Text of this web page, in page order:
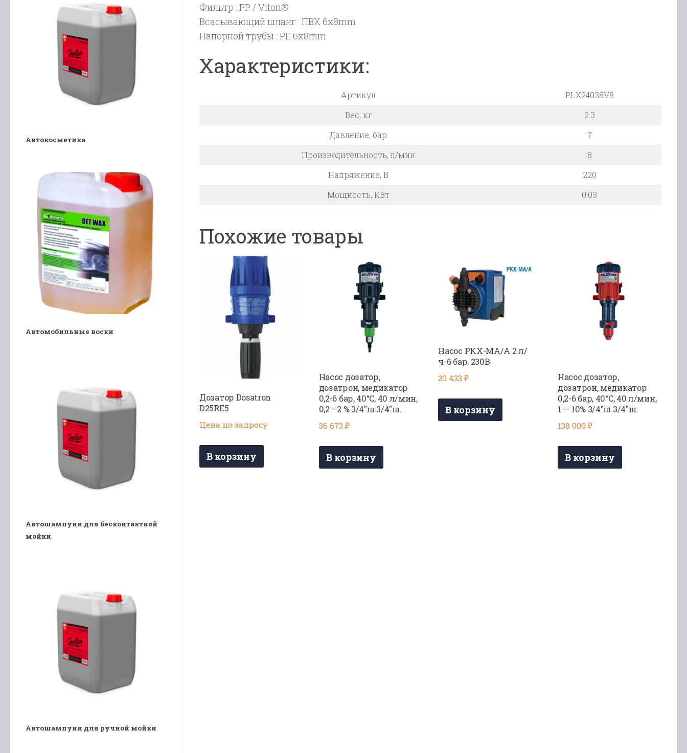
Фильтр : PP / Viton®
Всасывающий шланг : ПВХ 6x8mm
Напорной трубы : PE 6x8mm
Характеристики:
Артикул
PLX24038V8
Вес, кг
2.3
Давление, бар
7
Производительность, л/мин
8
Напряжение, В
220
Мощность, КВт
0.03
Похожие товары
Дозатор Dosatron
D25RE5
Цена по запросу
В корзину
Насос дозатор,
дозатрон, медикатор
0,2-6 бар, 40°C, 40 л/мин,
0,2 –2 % 3/4″ш.3/4″ш.
36 673 ₽
В корзину
Насос PKX-MA/A 2 л/
ч-6 бар, 230В
20 433₽
В корзину
Насос дозатор,
дозатрон, медикатор
0,2-6 бар, 40°C, 40 л/мин,
1 — 10% 3/4″ш.3/4″ш.
138 000₽
В корзину
Автокосметика
Автомобильные воски
Автошампуни для бесконтактной
мойки
Автошампуни для ручной мойки